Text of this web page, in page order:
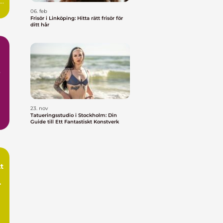
06. feb
Frisör i Linköping: Hitta rätt frisör för
ditt hår
23. nov
Tatueringsstudio i Stockholm: Din
Guide till Ett Fantastiskt Konstverk